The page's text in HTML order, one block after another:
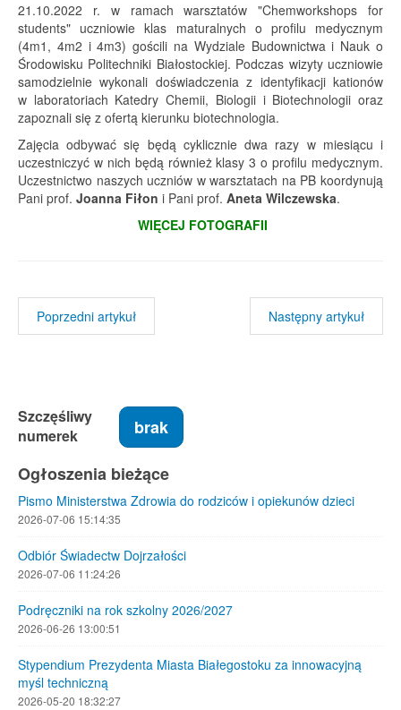
21.10.2022 r. w ramach warsztatów "Chemworkshops for
students" uczniowie klas maturalnych o profilu medycznym
(4m1, 4m2 i 4m3) gościli na Wydziale Budownictwa i Nauk o
Środowisku Politechniki Białostockiej. Podczas wizyty uczniowie
samodzielnie wykonali doświadczenia z identyfikacji kationów
w laboratoriach Katedry Chemii, Biologii i Biotechnologii oraz
zapoznali się z ofertą kierunku biotechnologia.
Zajęcia odbywać się będą cyklicznie dwa razy w miesiącu i
uczestniczyć w nich będą również klasy 3 o profilu medycznym.
Uczestnictwo naszych uczniów w warsztatach na PB koordynują
Pani prof. Joanna Fiłon i Pani prof. Aneta Wilczewska.
WIĘCEJ FOTOGRAFII
Poprzedni artykuł Następny artykuł
Szczęśliwy
numerek
brak
Ogłoszenia bieżące
Pismo Ministerstwa Zdrowia do rodziców i opiekunów dzieci
2026-07-06 15:14:35
Odbiór Świadectw Dojrzałości
2026-07-06 11:24:26
Podręczniki na rok szkolny 2026/2027
2026-06-26 13:00:51
Stypendium Prezydenta Miasta Białegostoku za innowacyjną
myśl techniczną
2026-05-20 18:32:27